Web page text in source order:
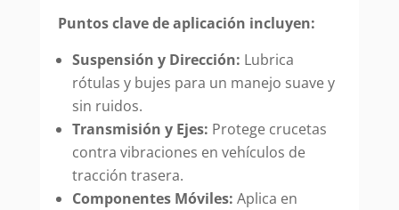
Puntos clave de aplicación incluyen:
Suspensión y Dirección: Lubrica
rótulas y bujes para un manejo suave y
sin ruidos.
Transmisión y Ejes: Protege crucetas
contra vibraciones en vehículos de
tracción trasera.
Componentes Móviles: Aplica en